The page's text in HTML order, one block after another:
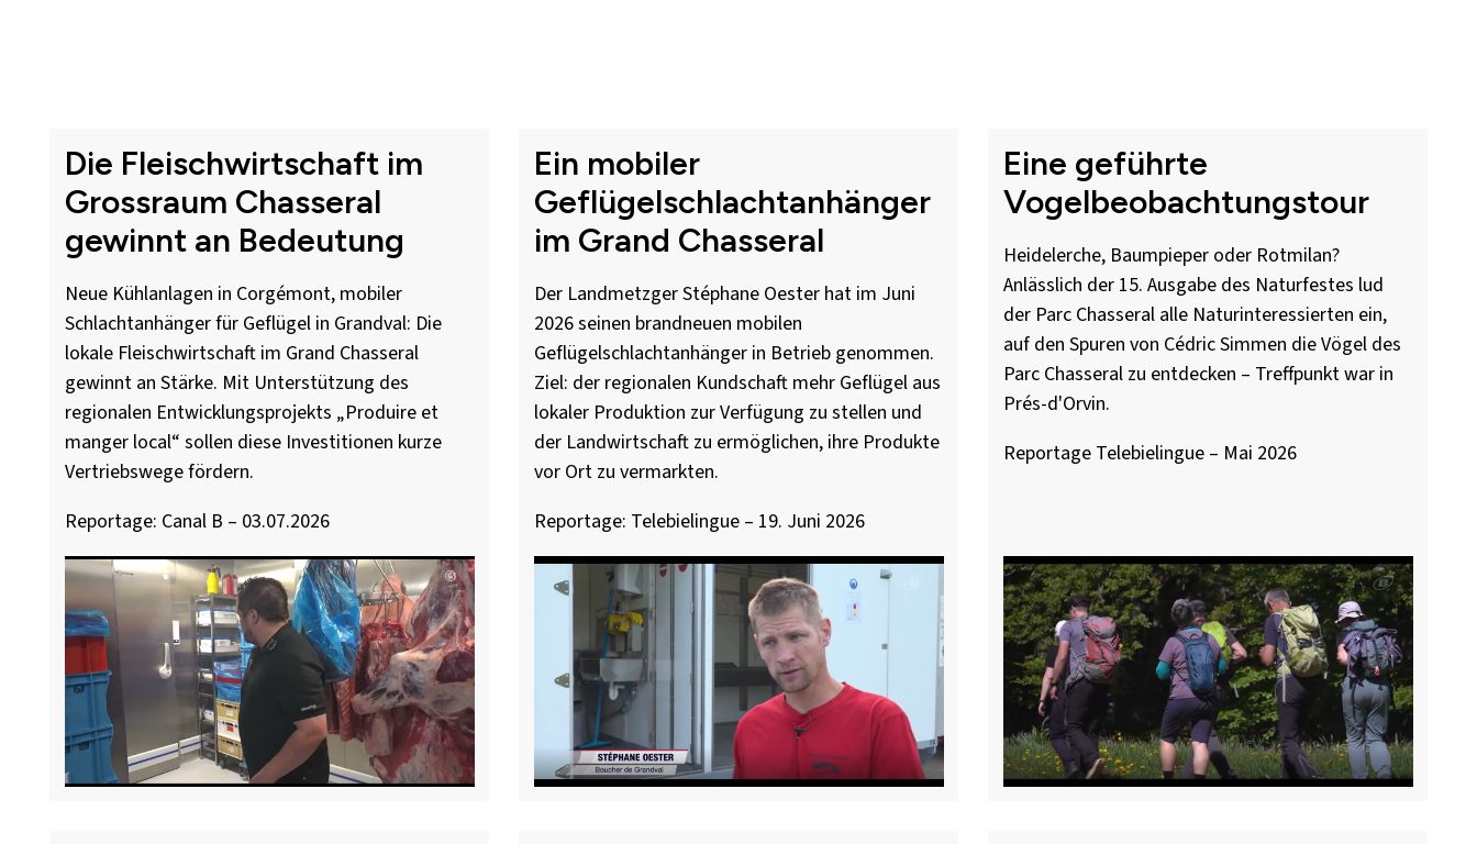
Die Fleischwirtschaft im
Grossraum Chasseral
gewinnt an Bedeutung
Neue Kühlanlagen in Corgémont, mobiler
Schlachtanhänger für Geflügel in Grandval: Die
lokale Fleischwirtschaft im Grand Chasseral
gewinnt an Stärke. Mit Unterstützung des
regionalen Entwicklungsprojekts „Produire et
manger local“ sollen diese Investitionen kurze
Vertriebswege fördern.
Reportage: Canal B – 03.07.2026
Ein mobiler
Geflügelschlachtanhänger
im Grand Chasseral
Der Landmetzger Stéphane Oester hat im Juni
2026 seinen brandneuen mobilen
Geflügelschlachtanhänger in Betrieb genommen.
Ziel: der regionalen Kundschaft mehr Geflügel aus
lokaler Produktion zur Verfügung zu stellen und
der Landwirtschaft zu ermöglichen, ihre Produkte
vor Ort zu vermarkten.
Reportage: Telebielingue – 19. Juni 2026
Eine geführte
Vogelbeobachtungstour
Heidelerche, Baumpieper oder Rotmilan?
Anlässlich der 15. Ausgabe des Naturfestes lud
der Parc Chasseral alle Naturinteressierten ein,
auf den Spuren von Cédric Simmen die Vögel des
Parc Chasseral zu entdecken – Treffpunkt war in
Prés-d'Orvin.
Reportage Telebielingue – Mai 2026